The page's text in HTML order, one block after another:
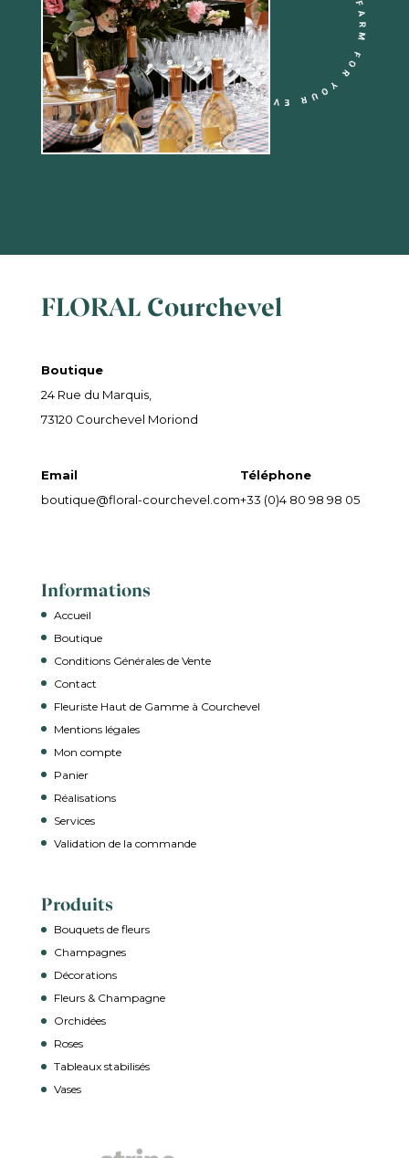
FLORAL Courchevel
Boutique
24 Rue du Marquis,
73120 Courchevel Moriond
Email
boutique@floral-courchevel.com
Téléphone
+33 (0)4 80 98 98 05
Informations
Accueil
Boutique
Conditions Générales de Vente
Contact
Fleuriste Haut de Gamme à Courchevel
Mentions légales
Mon compte
Panier
Réalisations
Services
Validation de la commande
Produits
Bouquets de fleurs
Champagnes
Décorations
Fleurs & Champagne
Orchidées
Roses
Tableaux stabilisés
Vases